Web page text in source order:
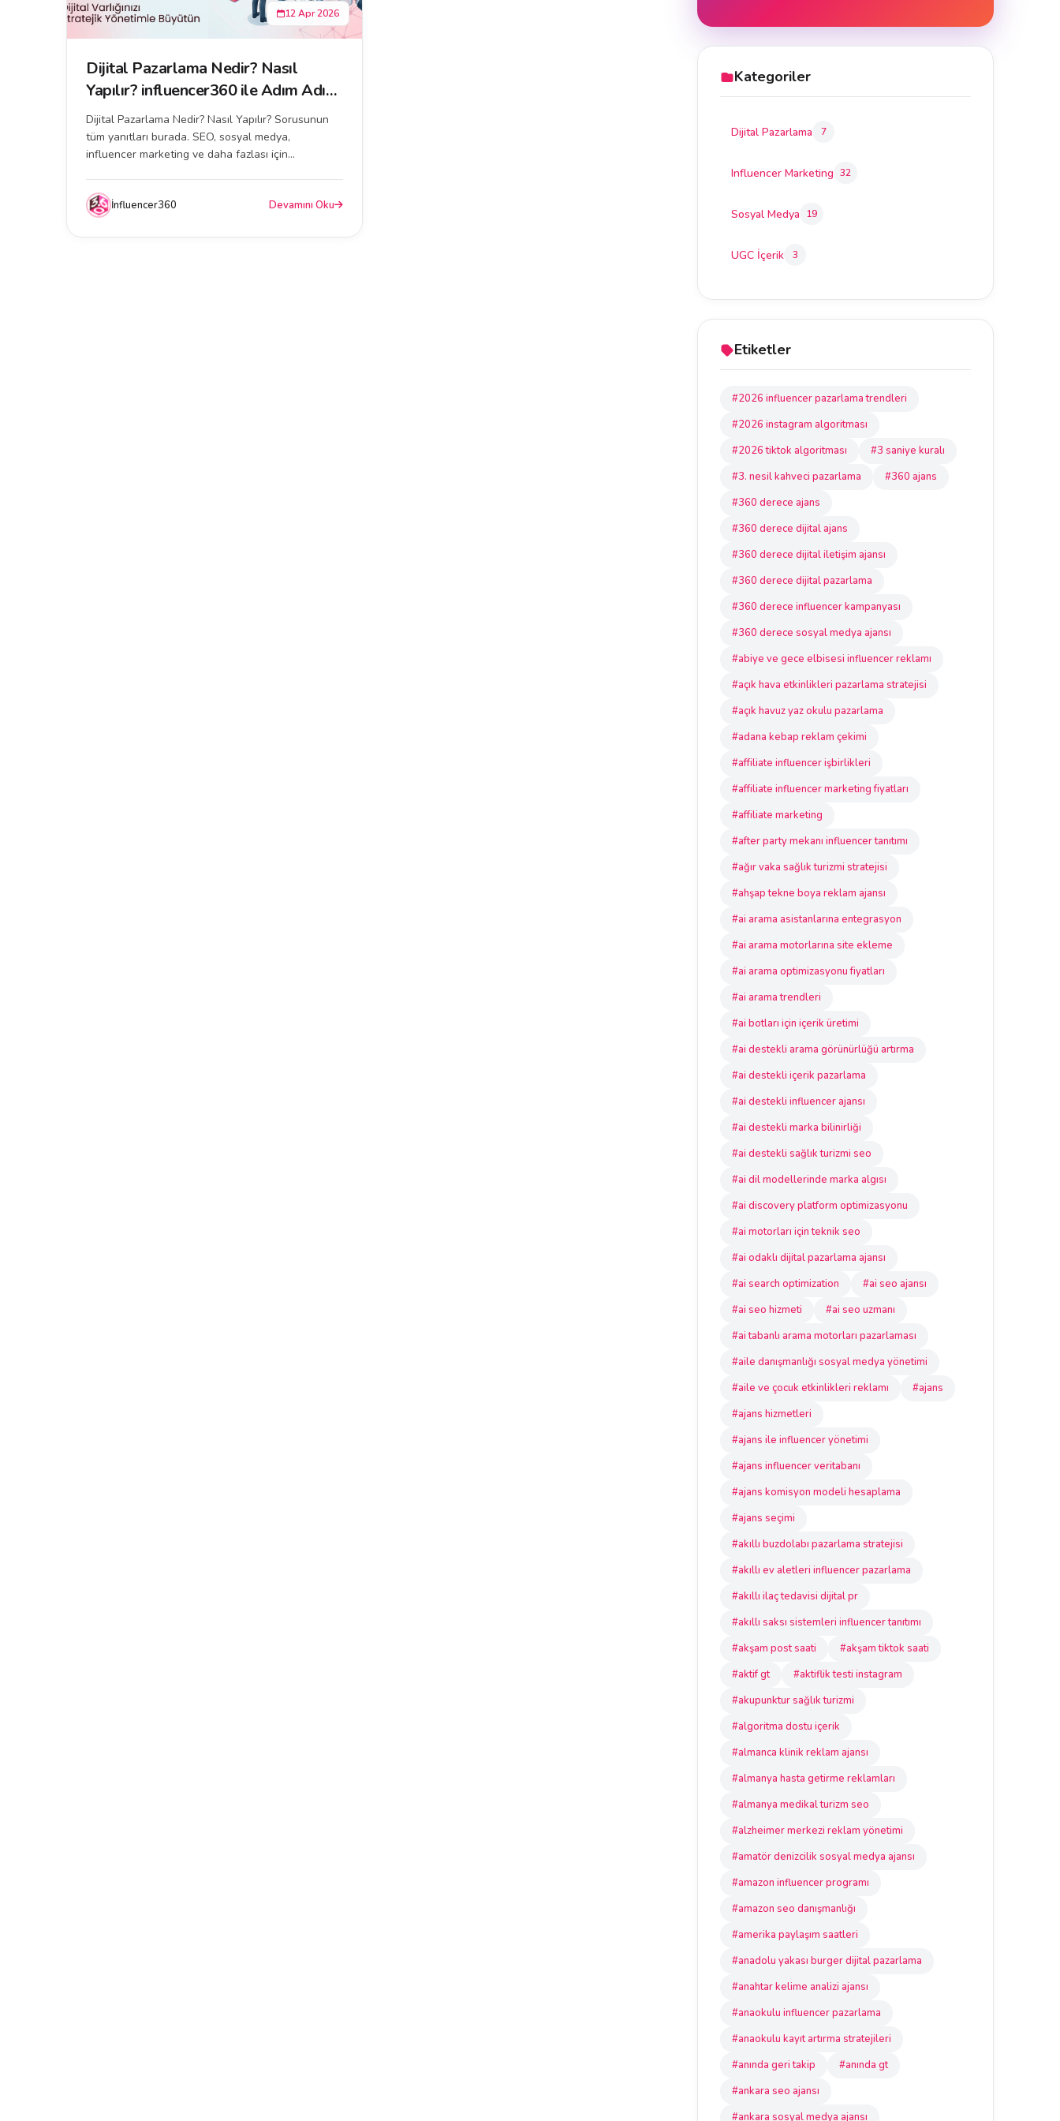
12 Apr 2026
Dijital Pazarlama Nedir? Nasıl
Yapılır? influencer360 ile Adım Adım
Öğrenin
Dijital Pazarlama Nedir? Nasıl Yapılır? Sorusunun
tüm yanıtları burada. SEO, sosyal medya,
influencer marketing ve daha fazlası için
İnfluencer360 Devamını Oku
Kategoriler
Dijital Pazarlama 7
Influencer Marketing 32
Sosyal Medya 19
UGC İçerik 3
Etiketler
#2026 influencer pazarlama trendleri
#2026 instagram algoritması
#2026 tiktok algoritması
#3 saniye kuralı
#3. nesil kahveci pazarlama
#360 ajans
#360 derece ajans
#360 derece dijital ajans
#360 derece dijital iletişim ajansı
#360 derece dijital pazarlama
#360 derece influencer kampanyası
#360 derece sosyal medya ajansı
#abiye ve gece elbisesi influencer reklamı
#açık hava etkinlikleri pazarlama stratejisi
#açık havuz yaz okulu pazarlama
#adana kebap reklam çekimi
#affiliate influencer işbirlikleri
#affiliate influencer marketing fiyatları
#affiliate marketing
#after party mekanı influencer tanıtımı
#ağır vaka sağlık turizmi stratejisi
#ahşap tekne boya reklam ajansı
#ai arama asistanlarına entegrasyon
#ai arama motorlarına site ekleme
#ai arama optimizasyonu fiyatları
#ai arama trendleri
#ai botları için içerik üretimi
#ai destekli arama görünürlüğü artırma
#ai destekli içerik pazarlama
#ai destekli influencer ajansı
#ai destekli marka bilinirliği
#ai destekli sağlık turizmi seo
#ai dil modellerinde marka algısı
#ai discovery platform optimizasyonu
#ai motorları için teknik seo
#ai odaklı dijital pazarlama ajansı
#ai search optimization
#ai seo ajansı
#ai seo hizmeti
#ai seo uzmanı
#ai tabanlı arama motorları pazarlaması
#aile danışmanlığı sosyal medya yönetimi
#aile ve çocuk etkinlikleri reklamı
#ajans
#ajans hizmetleri
#ajans ile influencer yönetimi
#ajans influencer veritabanı
#ajans komisyon modeli hesaplama
#ajans seçimi
#akıllı buzdolabı pazarlama stratejisi
#akıllı ev aletleri influencer pazarlama
#akıllı ilaç tedavisi dijital pr
#akıllı saksı sistemleri influencer tanıtımı
#akşam post saati
#akşam tiktok saati
#aktif gt
#aktiflik testi instagram
#akupunktur sağlık turizmi
#algoritma dostu içerik
#almanca klinik reklam ajansı
#almanya hasta getirme reklamları
#almanya medikal turizm seo
#alzheimer merkezi reklam yönetimi
#amatör denizcilik sosyal medya ajansı
#amazon influencer programı
#amazon seo danışmanlığı
#amerika paylaşım saatleri
#anadolu yakası burger dijital pazarlama
#anahtar kelime analizi ajansı
#anaokulu influencer pazarlama
#anaokulu kayıt artırma stratejileri
#anında geri takip
#anında gt
#ankara seo ajansı
#ankara sosyal medya ajansı